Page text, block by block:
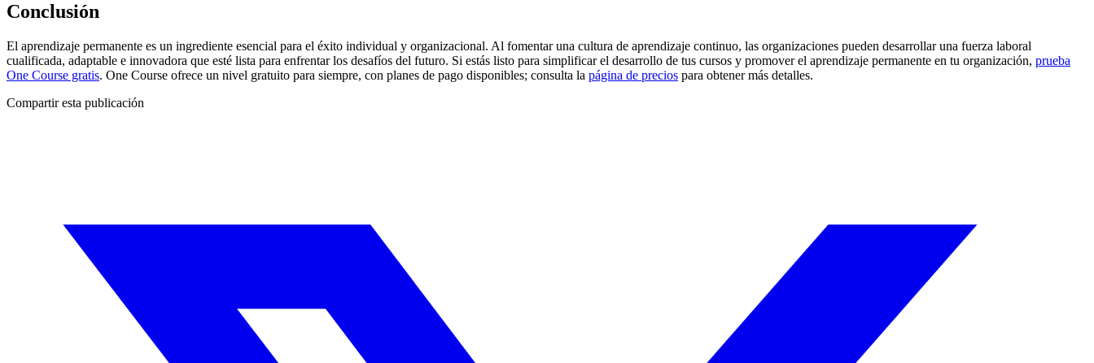
Conclusión
El aprendizaje permanente es un ingrediente esencial para el éxito individual y organizacional. Al fomentar una cultura de aprendizaje continuo, las organizaciones pueden desarrollar una fuerza laboral
cualificada, adaptable e innovadora que esté lista para enfrentar los desafíos del futuro. Si estás listo para simplificar el desarrollo de tus cursos y promover el aprendizaje permanente en tu organización, prueba
One Course gratis. One Course ofrece un nivel gratuito para siempre, con planes de pago disponibles; consulta la página de precios para obtener más detalles.
Compartir esta publicación